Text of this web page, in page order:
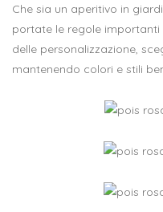
Che sia un aperitivo in
portate le regole
delle personalizzazione,
mantenendo colori e stili